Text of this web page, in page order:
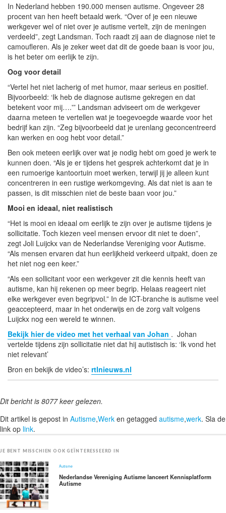
In Nederland hebben 190.000 mensen autisme. Ongeveer 28
procent van hen heeft betaald werk. “Over of je een nieuwe
werkgever wel of niet over je autisme vertelt, zijn de meningen
verdeeld”, zegt Landsman. Toch raadt zij aan de diagnose niet te
camoufleren. Als je zeker weet dat dit de goede baan is voor jou,
is het beter om eerlijk te zijn.
Oog voor detail
“Vertel het niet lacherig of met humor, maar serieus en positief.
Bijvoorbeeld: ‘Ik heb de diagnose autisme gekregen en dat
betekent voor mij….'” Landsman adviseert om de werkgever
daarna meteen te vertellen wat je toegevoegde waarde voor het
bedrijf kan zijn. “Zeg bijvoorbeeld dat je urenlang geconcentreerd
kan werken en oog hebt voor detail.”
Ben ook meteen eerlijk over wat je nodig hebt om goed je werk te
kunnen doen. “Als je er tijdens het gesprek achterkomt dat je in
een rumoerige kantoortuin moet werken, terwijl jij je alleen kunt
concentreren in een rustige werkomgeving. Als dat niet is aan te
passen, is dit misschien niet de beste baan voor jou.”
Mooi en ideaal, niet realistisch
“Het is mooi en ideaal om eerlijk te zijn over je autisme tijdens je
sollicitatie. Toch kiezen veel mensen ervoor dit niet te doen”,
zegt Joli Luijckx van de Nederlandse Vereniging voor Autisme.
“Als mensen ervaren dat hun eerlijkheid verkeerd uitpakt, doen ze
het niet nog een keer.”
“Als een sollicitant voor een werkgever zit die kennis heeft van
autisme, kan hij rekenen op meer begrip. Helaas reageert niet
elke werkgever even begripvol.” In de ICT-branche is autisme veel
geaccepteerd, maar in het onderwijs en de zorg valt volgens
Luijckx nog een wereld te winnen.
Bekijk hier de video met het verhaal van Johan . Johan
vertelde tijdens zijn sollicitatie niet dat hij autistisch is: ‘Ik vond het
niet relevant’
Bron en bekijk de video’s: rtlnieuws.nl
Dit bericht is 8077 keer gelezen.
Dit artikel is gepost in Autisme,Werk en getagged autisme,werk. Sla de
link op link.
JE BENT MISSCHIEN OOK GEÏNTERESSEERD IN
Autisme
Nederlandse Vereniging Autisme lanceert Kennisplatform
Autisme